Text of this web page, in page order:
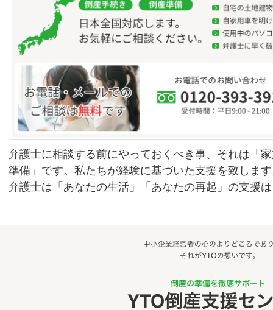
弁護士に相談する前にやっておくべき事、それは「
準備」です。私たちが経験に基づいた支援を致しま
弁護士は「あなたの生活」「あなたの再起」の支援